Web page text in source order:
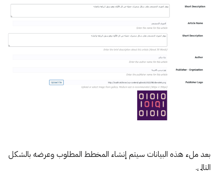
بعد ملء هذه البيانات سيتم إنشاء المخطط المطلوب وعرضه بالشكل
التالي.